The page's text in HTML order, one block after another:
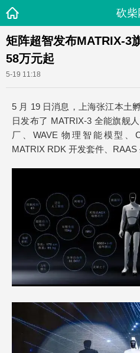
砍柴
矩阵超智发布MATRIX-3
58万元起
5-19 11:18
5 月 19 日消息，上海张江本土
日发布了 MATRIX-3 全能旗舰
厂、WAVE 物理智能模型、
MATRIX RDK 开发套件、RAAS